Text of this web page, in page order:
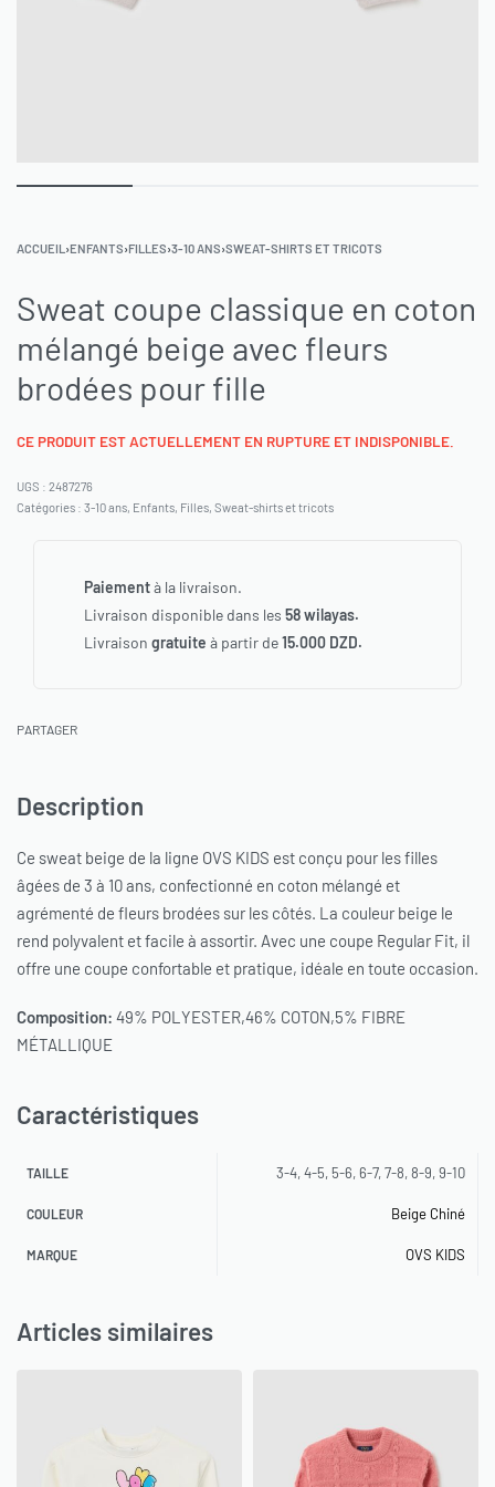
ACCUEIL ›ENFANTS›FILLES›3-10 ANS›SWEAT-SHIRTS ET TRICOTS
Sweat coupe classique en coton
mélangé beige avec fleurs
brodées pour fille
CE PRODUIT EST ACTUELLEMENT EN RUPTURE ET INDISPONIBLE.
2487276
Catégories : 3-10 ans, Enfants, Filles, Sweat-shirts et tricots
Paiementà la livraison.
Livraison disponible dans les 58 wilayas.
Livraison gratuite à partir de15.000 DZD.
PARTAGER
Description
Ce sweat beige de la ligne OVS KIDS est conçu pour les filles
âgées de 3 à 10 ans, confectionné en coton mélangé et
agrémenté de fleurs brodées sur les côtés. La couleur beige le
rend polyvalent et facile à assortir. Avec une coupe Regular Fit, il
offre une coupe confortable et pratique, idéale en toute occasion.
Composition: 49% POLYESTER,46% COTON,5% FIBRE
MÉTALLIQUE
Caractéristiques
TAILLE 3-4, 4-5, 5-6, 6-7, 7-8, 8-9, 9-10
COULEUR Beige Chiné
MARQUE OVS KIDS
Articles similaires